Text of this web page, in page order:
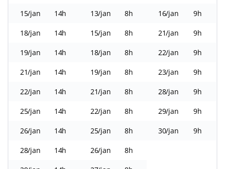
15/jan 14h 13/jan 8h 16/jan 9h
18/jan 14h 15/jan 8h 21/jan 9h
19/jan 14h 18/jan 8h 22/jan 9h
21/jan 14h 19/jan 8h 23/jan 9h
22/jan 14h 21/jan 8h 28/jan 9h
25/jan 14h 22/jan 8h 29/jan 9h
26/jan 14h 25/jan 8h 30/jan 9h
28/jan 14h 26/jan 8h